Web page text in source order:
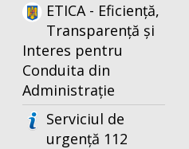
ETICA - Eficiență,
Transparență și
Interes pentru
Conduita din
Administrație
Serviciul de
urgență 112